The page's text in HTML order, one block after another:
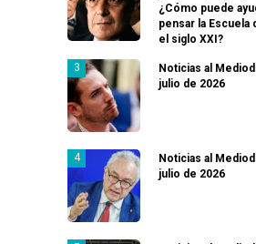
¿Cómo puede
pensar la Escuela
el siglo XXI?
Noticias al
julio de 2026
Noticias al
julio de 2026